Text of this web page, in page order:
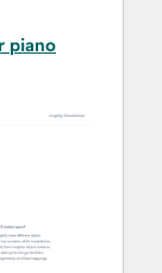
che
piano